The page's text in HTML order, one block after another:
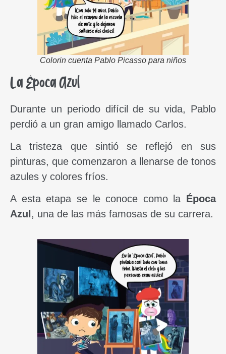
Colorin cuenta Pablo Picasso para niños
La Época Azul
Durante un periodo difícil de su vida, Pablo
perdió a un gran amigo llamado Carlos.
La tristeza que sintió se reflejó en sus
pinturas, que comenzaron a llenarse de tonos
azules y colores fríos.
A esta etapa se le conoce como la Época
Azul , una de las más famosas de su carrera.